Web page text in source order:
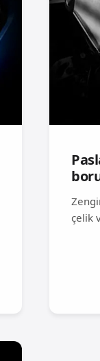
çelik